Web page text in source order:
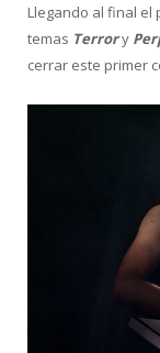
Llegando al final el
temas Terrory
cerrar este primer